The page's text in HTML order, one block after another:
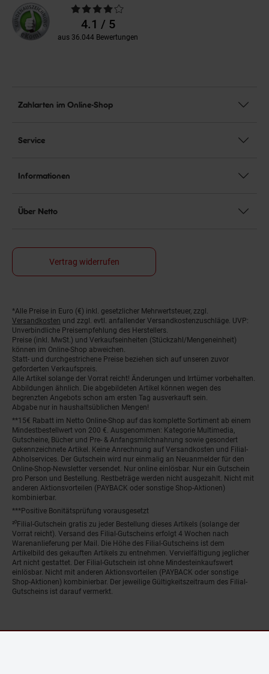
Durchschnittliche
Bewertungen4.1 / 5
aus 36.044 Bewertungen
Zahlarten im Online-Shop
Service
Informationen
Über Netto
Vertrag widerrufen
Fußnoten
*Alle Preise in Euro (€) inkl. gesetzlicher Mehrwertsteuer, zzgl.
Versandkosten und zzgl. evtl. anfallender Versandkostenzuschläge. UVP:
Unverbindliche Preisempfehlung des Herstellers.
Preise (inkl. MwSt.) und Verkaufseinheiten (Stückzahl/Mengeneinheit)
können im Online-Shop abweichen.
Statt- und durchgestrichene Preise beziehen sich auf unseren zuvor
geforderten Verkaufspreis.
Alle Artikel solange der Vorrat reicht! Änderungen und Irrtümer vorbehalten.
Abbildungen ähnlich. Die abgebildeten Artikel können wegen des
begrenzten Angebots schon am ersten Tag ausverkauft sein.
Abgabe nur in haushaltsüblichen Mengen!
**15€ Rabatt im Netto Online-Shop auf das komplette Sortiment ab einem
Mindestbestellwert von 200 €. Ausgenommen: Kategorie Multimedia,
Gutscheine, Bücher und Pre- & Anfangsmilchnahrung sowie gesondert
gekennzeichnete Artikel. Keine Anrechnung auf Versandkosten und Filial-
Abholservices. Der Gutschein wird nur einmalig an Neuanmelder für den
Online-Shop-Newsletter versendet. Nur online einlösbar. Nur ein Gutschein
pro Person und Bestellung. Restbeträge werden nicht ausgezahlt. Nicht mit
anderen Aktionsvorteilen (PAYBACK oder sonstige Shop-Aktionen)
kombinierbar.
***Positive Bonitätsprüfung vorausgesetzt
²⁰Filial-Gutschein gratis zu jeder Bestellung dieses Artikels (solange der
Vorrat reicht). Versand des Filial-Gutscheins erfolgt 4 Wochen nach
Warenanlieferung per Mail. Die Höhe des Filial-Gutscheins ist dem
Artikelbild des gekauften Artikels zu entnehmen. Vervielfältigung jeglicher
Art nicht gestattet. Der Filial-Gutschein ist ohne Mindesteinkaufswert
einlösbar. Nicht mit anderen Aktionsvorteilen (PAYBACK oder sonstige
Shop-Aktionen) kombinierbar. Der jeweilige Gültigkeitszeitraum des Filial-
Gutscheins ist darauf vermerkt.